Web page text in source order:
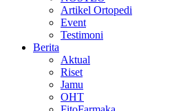
Artikel Ortopedi
Event
Testimoni
Berita
Aktual
Riset
Jamu
OHT